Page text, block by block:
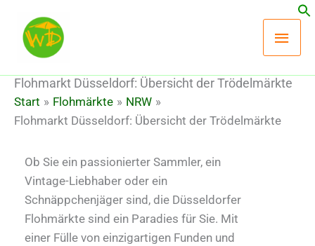
Inhalt
springen
Flohmarkt Düsseldorf: Übersicht der Trödelmärkte
Start Flohmärkte
NRW
Flohmarkt Düsseldorf: Übersicht der Trödelmärkte
Ob Sie ein passionierter Sammler, ein
Vintage-Liebhaber oder ein
Schnäppchenjäger sind, die Düsseldorfer
Flohmärkte sind ein Paradies für Sie. Mit
einer Fülle von einzigartigen Funden und